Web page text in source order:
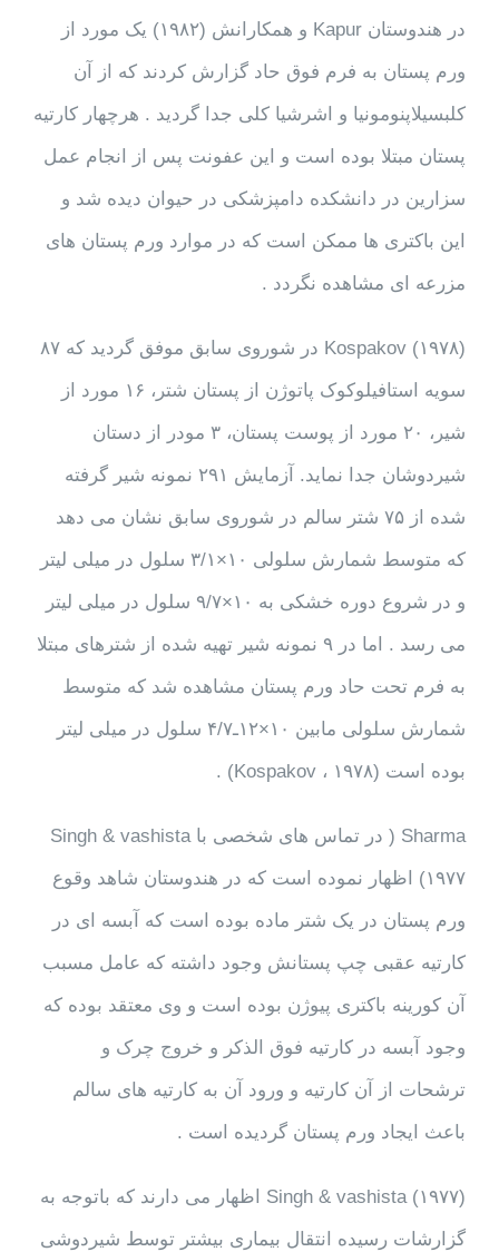
در هندوستان Kapur و همکارانش (۱۹۸۲) یک مورد از
ورم پستان به فرم فوق حاد گزارش کردند که از آن
کلبسیلاپنومونیا و اشرشیا کلی جدا گردید . هرچهار کارتیه
پستان مبتلا بوده است و این عفونت پس از انجام عمل
سزارین در دانشکده دامپزشکی در حیوان دیده شد و
این باکتری ها ممکن است که در موارد ورم پستان های
مزرعه ای مشاهده نگردد .
Kospakov (۱۹۷۸) در شوروی سابق موفق گردید که ۸۷
سویه استافیلوکوک پاتوژن از پستان شتر، ۱۶ مورد از
شیر، ۲۰ مورد از پوست پستان، ۳ مودر از دستان
شیردوشان جدا نماید. آزمایش ۲۹۱ نمونه شیر گرفته
شده از ۷۵ شتر سالم در شوروی سابق نشان می دهد
که متوسط شمارش سلولی ۱۰×۳/۱ سلول در میلی لیتر
و در شروع دوره خشکی به ۱۰×۹/۷ سلول در میلی لیتر
می رسد . اما در ۹ نمونه شیر تهیه شده از شترهای مبتلا
به فرم تحت حاد ورم پستان مشاهده شد که متوسط
شمارش سلولی مابین ۱۰×۱۲ـ۴/۷ سلول در میلی لیتر
بوده است (Kospakov ، ۱۹۷۸) .
Sharma ( در تماس های شخصی با Singh & vashista
۱۹۷۷) اظهار نموده است که در هندوستان شاهد وقوع
ورم پستان در یک شتر ماده بوده است که آبسه ای در
کارتیه عقبی چپ پستانش وجود داشته که عامل مسبب
آن کورینه باکتری پیوژن بوده است و وی معتقد بوده که
وجود آبسه در کارتیه فوق الذکر و خروج چرک و
ترشحات از آن کارتیه و ورود آن به کارتیه های سالم
باعث ایجاد ورم پستان گردیده است .
Singh & vashista (۱۹۷۷) اظهار می دارند که باتوجه به
گزارشات رسیده انتقال بیماری بیشتر توسط شیردوشی